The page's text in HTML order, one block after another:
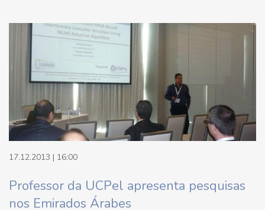
17.12.2013 | 16:00
Professor da UCPel apresenta pesquisas
nos Emirados Árabes